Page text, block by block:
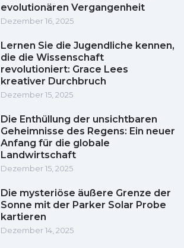
evolutionären Vergangenheit
Dezember 16, 2025
Lernen Sie die Jugendliche kennen,
die die Wissenschaft
revolutioniert: Grace Lees
kreativer Durchbruch
Dezember 15, 2025
Die Enthüllung der unsichtbaren
Geheimnisse des Regens: Ein neuer
Anfang für die globale
Landwirtschaft
Dezember 15, 2025
Die mysteriöse äußere Grenze der
Sonne mit der Parker Solar Probe
kartieren
Dezember 14, 2025